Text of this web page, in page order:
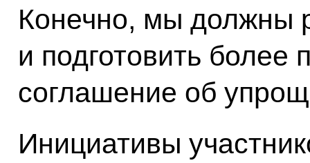
Конечно, мы должны
и подготовить более
соглашение об
Инициативы